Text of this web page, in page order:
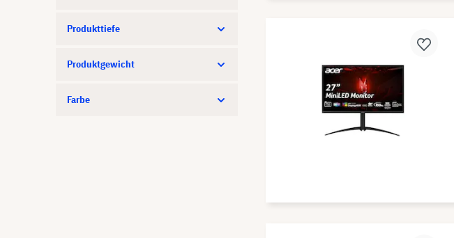
Produkttiefe
Produktgewicht
Farbe